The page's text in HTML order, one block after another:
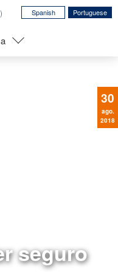
Spanish Portuguese
30
ago.
2018
seguro